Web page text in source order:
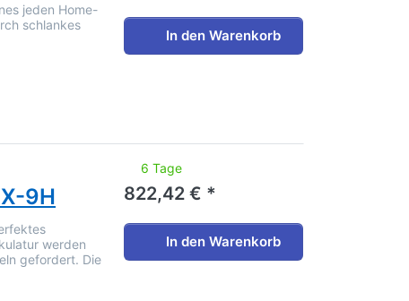
jeden Home-
schlankes
In den Warenkorb
keine Bewertungen vor.
9H
werden
gefordert. Die
6 Tage
822,42 € *
In den Warenkorb